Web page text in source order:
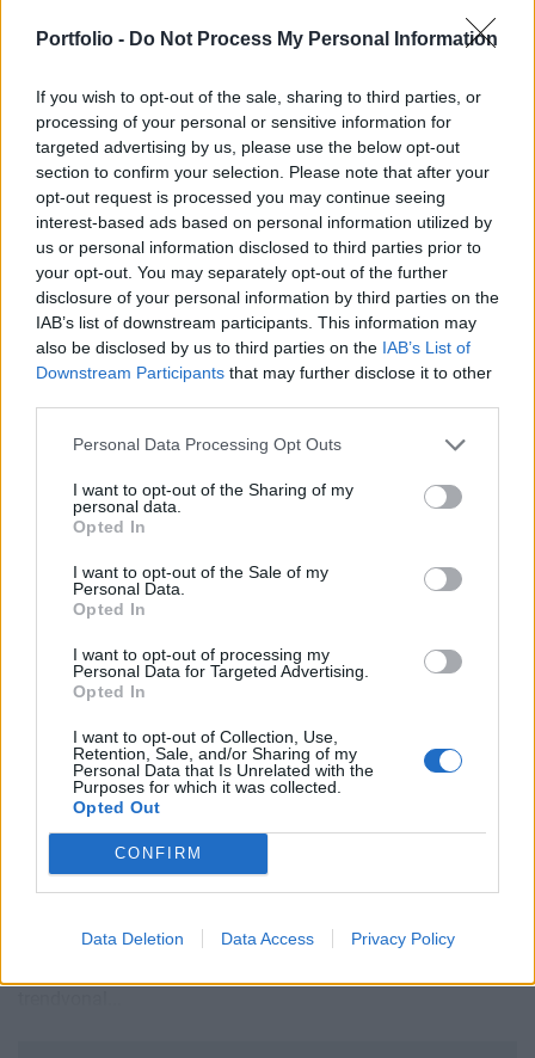
Portfolio - Do Not Process My Personal Information
If you wish to opt-out of the sale, sharing to third parties, or
processing of your personal or sensitive information for
targeted advertising by us, please use the below opt-out
section to confirm your selection. Please note that after your
opt-out request is processed you may continue seeing
interest-based ads based on personal information utilized by
us or personal information disclosed to third parties prior to
your opt-out. You may separately opt-out of the further
disclosure of your personal information by third parties on the
IAB’s list of downstream participants. This information may
also be disclosed by us to third parties on the IAB’s List of
Downstream Participants that may further disclose it to other
Personal Data Processing Opt Outs
I want to opt-out of the Sharing of my
personal data.
Opted In
I want to opt-out of the Sale of my
Personal Data.
Opted In
I want to opt-out of processing my
Personal Data for Targeted Advertising.
Opted In
I want to opt-out of Collection, Use,
Retention, Sale, and/or Sharing of my
Personal Data that Is Unrelated with the
Purposes for which it was collected.
Opted Out
CONFIRM
Data Deletion Data Access Privacy Policy
akadályozhatják. Közben a svájci frank hanyatlása
megállt és szokatlanul nagy kilengések
mutatkoztak az euróval szemben.Fontosabb
részletek Orbán Viktor ma reggeli interjújában
nem cáfolta, hogy Matolcsy György lenne a
jegybankelnök, csak azt hangsúlyozta, hogy
döntés még nem született Simor András MNB-
elnök rámutatott, hogy a térségi jegybankok közül
a magyar tette a legtöbbet a válságkezelés
területén éás arra figyelmeztetett, hogy a túl sok
monetáris ösztönzés csak mélyebb recesszióba
fogja taszítani az országot Ezek a
Közben a Fitch Ratings illetékese azt mondta:
egyelõre esélytelen, hogy Magyarországot
visszaemelje a befektetésre ajánlott kategóriába
egyáltalán nem számol az EU/IMF-megállapodás
létrejöttével A svájci frank 6 kereskedési napja
tartó hanyatlása ma délelõtt megállt, sõt fordulat
jelei látszottak késõ délutánra Amint azonban
elemzésünkben rámutattunk: a frank
gyengélkedése tartós lehet, igaz több olyan
tényezõ is van, amely idõrõl-idõre megakaszthatja
az esési hullámot A magyar állampapírok
másodpiacán ma is kis hozamváltozások voltak
szenvedett el ma a forint, az euró jegyzései 292-ről 293-ig